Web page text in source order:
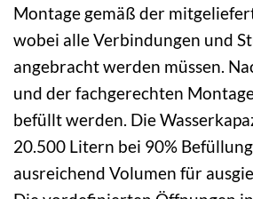
Montage gemäß der
wobei alle Verbindungen und
angebracht werden müssen.
und der fachgerechten
befüllt werden. Die
20.500 Litern bei 90%
ausreichend Volumen für